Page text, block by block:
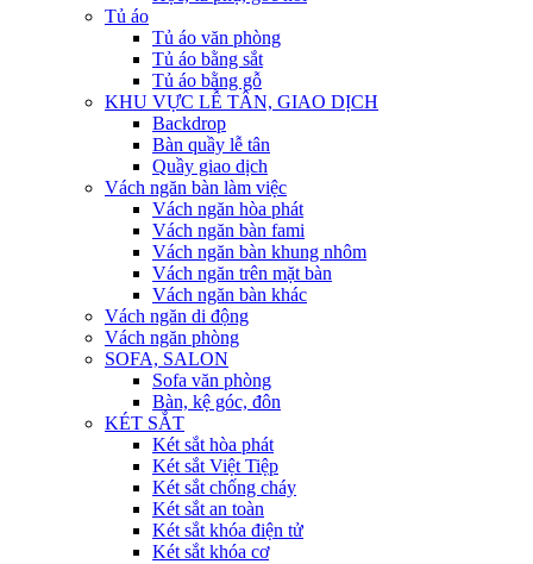
Tủ áo
Tủ áo văn phòng
Tủ áo bằng sắt
Tủ áo bằng gỗ
KHU VỰC LỄ TÂN, GIAO DỊCH
Backdrop
Bàn quầy lễ tân
Quầy giao dịch
Vách ngăn bàn làm việc
Vách ngăn hòa phát
Vách ngăn bàn fami
Vách ngăn bàn khung nhôm
Vách ngăn trên mặt bàn
Vách ngăn bàn khác
Vách ngăn di động
Vách ngăn phòng
SOFA, SALON
Sofa văn phòng
Bàn, kệ góc, đôn
KÉT SẮT
Két sắt hòa phát
Két sắt Việt Tiệp
Két sắt chống cháy
Két sắt an toàn
Két sắt khóa điện tử
Két sắt khóa cơ